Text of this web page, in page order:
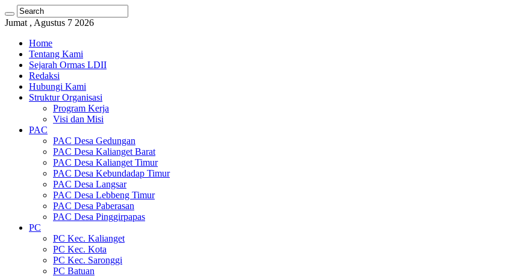
Jumat , Agustus 7 2026
Home
Tentang Kami
Sejarah Ormas LDII
Redaksi
Hubungi Kami
Struktur Organisasi
Program Kerja
Visi dan Misi
PAC
PAC Desa Gedungan
PAC Desa Kalianget Barat
PAC Desa Kalianget Timur
PAC Desa Kebundadap Timur
PAC Desa Langsar
PAC Desa Lebbeng Timur
PAC Desa Paberasan
PAC Desa Pinggirpapas
PC
PC Kec. Kalianget
PC Kec. Kota
PC Kec. Saronggi
PC Batuan